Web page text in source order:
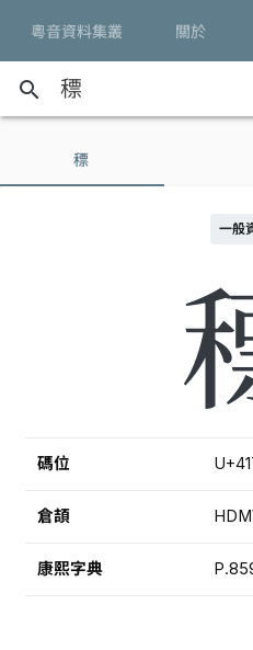
粵音資料集叢 關於
search
䅺
一般
碼位
倉頡
康熙字典